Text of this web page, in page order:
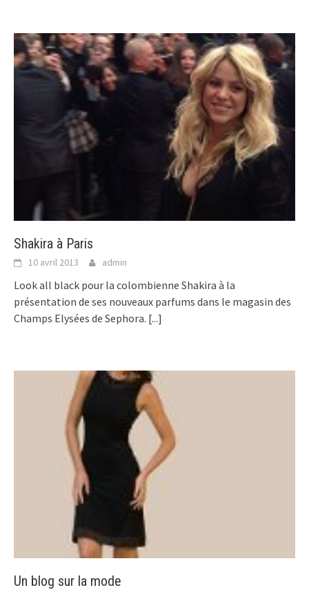
Shakira à Paris
10 avril 2013 admin
Look all black pour la colombienne Shakira à la
présentation de ses nouveaux parfums dans le magasin des
Champs Elysées de Sephora. [...]
Un blog sur la mode